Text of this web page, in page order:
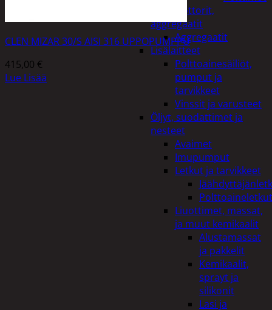
Irtomoottorit,
aggregaatit
Aggregaatit
Lisälaitteet
Polttoainesäiliöt,
pumput ja
tarvikkeet
Vinssit ja varusteet
Öljyt, suodattimet ja
nesteet
Avaimet
Imupumput
Letkut ja tarvikkeet
Polttoaineletkut
Liuottimet, massat,
ja muut kemikaalit
Alustamassat
ja pakkelit
Kemikaalit,
sprayt ja
silikonit
Lasi ja
CLEN MIZAR 30/S AISI 316 UPPOPUMPPU
415,00 €
Lue Lisää